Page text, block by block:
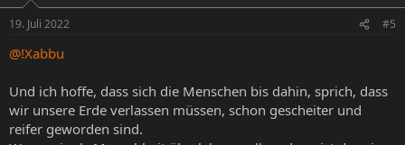
e
:
19. Juli 2022 #5
@!Xabbu
Und ich hoffe, dass sich die Menschen bis dahin, sprich, dass
wir unsere Erde verlassen müssen, schon gescheiter und
reifer geworden sind.